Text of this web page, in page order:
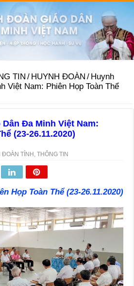
TIN / HUYNH ĐOÀN / Huynh
Việt Nam: Phiên Họp Toàn Thể
Đa Minh Việt Nam:
(23-26.11.2020)
ĐOÀN TỈNH ,THÔNG TIN
Họp Toàn Thể (23-26.11.2020)